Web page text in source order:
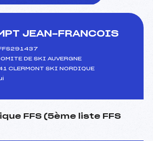
JEAN-FRANCOIS
DE SKI AUVERGNE
CLERMONT SKI NORDIQUE
FFS (5ème liste FFS